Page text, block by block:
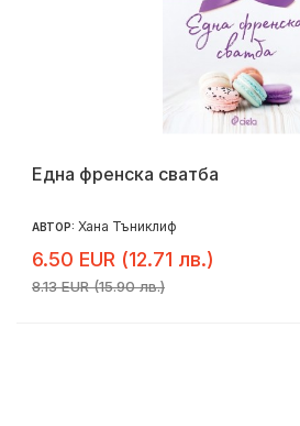
Една френска сватба
АВТОР: Хана Тъниклиф
6.50 EUR (12.71 лв.)
8.13 EUR (15.90 лв.)